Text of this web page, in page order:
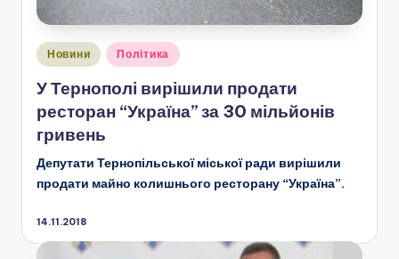
Опубліковано
Новини Політика
У Тернополі вирішили продати
ресторан “Україна” за 30 мільйонів
гривень
Депутати Тернопільської міської ради вирішили
продати майно колишнього ресторану “Україна”.
14.11.2018